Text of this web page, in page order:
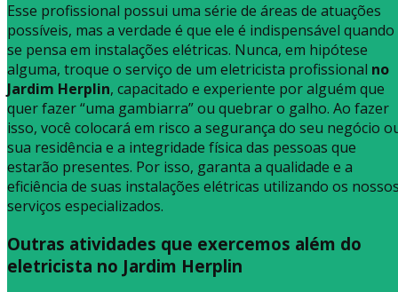
Esse profissional possui uma série de áreas de atuações
possíveis, mas a verdade é que ele é indispensável quando
se pensa em instalações elétricas. Nunca, em hipótese
alguma, troque o serviço de um eletricista profissional no
Jardim Herplin, capacitado e experiente por alguém que
quer fazer “uma gambiarra” ou quebrar o galho. Ao fazer
isso, você colocará em risco a segurança do seu negócio
sua residência e a integridade física das pessoas que
estarão presentes. Por isso, garanta a qualidade e a
eficiência de suas instalações elétricas utilizando os
serviços especializados.
Outras atividades que exercemos além do
eletricista no Jardim Herplin